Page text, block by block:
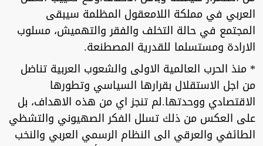
العربي في مملكة اللامعقول المظلمة سيبقى
المجتمع في حالة التخلف والفقر والتهميش، مسلوب
الارادة ومستسلما للقدرية المصطنعة.
* منذ الحرب العالمية الاولى والشعوب العربية تناضل
من اجل الاستقلال بقرارها السياسي وتطورها
الاقتصادي ووحدتها.لم تنجز اي من هذه الاهداف، بل
على العكس من ذلك تسلل الفكر الصهيوني والتشظي
الطائفي والعرقي الى النظام الرسمي العربي والنخب